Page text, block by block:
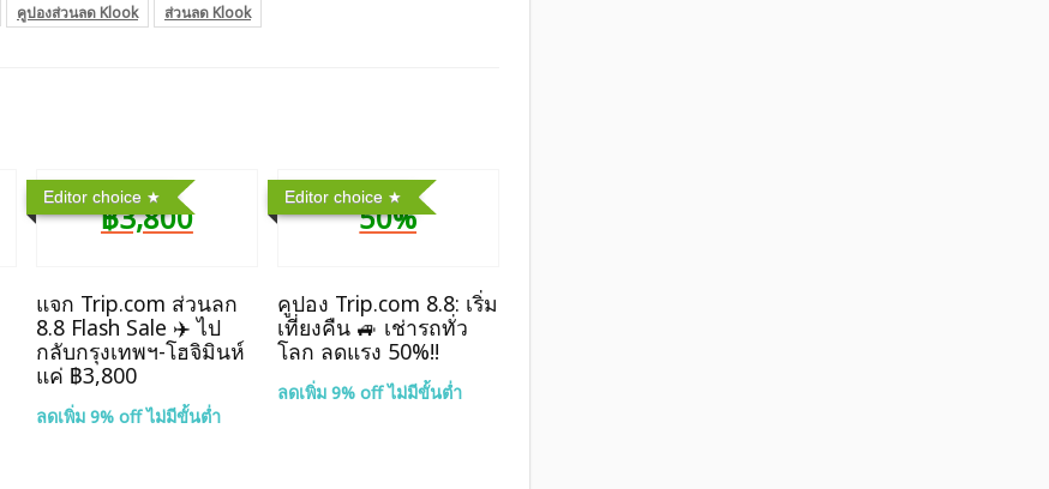
คูปองส่วนลด Klook ส่วนลด Klook
Editor choice
฿3,800
แจก Trip.com ส่วนลก
8.8 Flash Sale ✈️ ไป
กลับกรุงเทพฯ-โฮจิมินห์
แค่ ฿3,800
ลดเพิ่ม 9% off ไม่มีขั้นต่ำ
Editor choice
50%
คูปอง Trip.com 8.8: เริ่ม
เที่ยงคืน 🚙 เช่ารถทั่ว
โลก ลดแรง 50%!!
ลดเพิ่ม 9% off ไม่มีขั้นต่ำ